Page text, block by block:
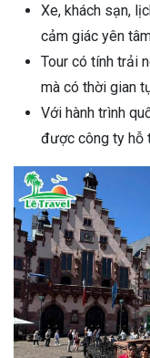
Xe, khách sạn,
cảm giác yên
Tour có tính trải
mà có thời gian
Với hành trình
được công ty hỗ